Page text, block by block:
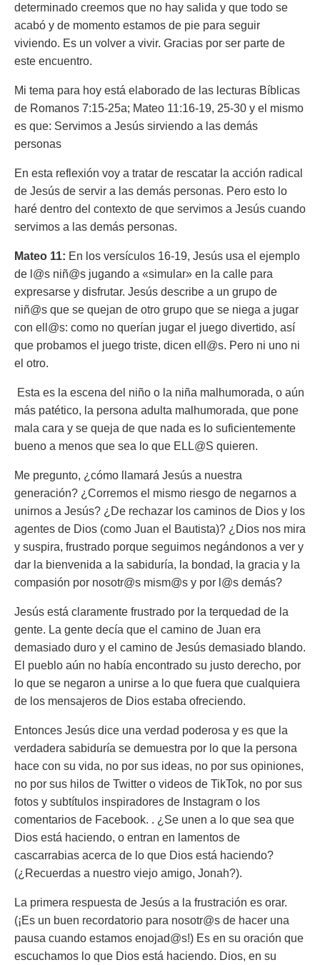
determinado creemos que no hay salida y que todo se
acabó y de momento estamos de pie para seguir
viviendo. Es un volver a vivir. Gracias por ser parte de
este encuentro.
Mi tema para hoy está elaborado de las lecturas Bíblicas
de Romanos 7:15-25a; Mateo 11:16-19, 25-30 y el mismo
es que: Servimos a Jesús sirviendo a las demás
personas
En esta reflexión voy a tratar de rescatar la acción radical
de Jesús de servir a las demás personas. Pero esto lo
haré dentro del contexto de que servimos a Jesús cuando
servimos a las demás personas.
Mateo 11: En los versículos 16-19, Jesús usa el ejemplo
de l@s niñ@s jugando a «simular» en la calle para
expresarse y disfrutar. Jesús describe a un grupo de
niñ@s que se quejan de otro grupo que se niega a jugar
con ell@s: como no querían jugar el juego divertido, así
que probamos el juego triste, dicen ell@s. Pero ni uno ni
el otro.
Esta es la escena del niño o la niña malhumorada, o aún
más patético, la persona adulta malhumorada, que pone
mala cara y se queja de que nada es lo suficientemente
bueno a menos que sea lo que ELL@S quieren.
Me pregunto, ¿cómo llamará Jesús a nuestra
generación? ¿Corremos el mismo riesgo de negarnos a
unirnos a Jesús? ¿De rechazar los caminos de Dios y los
agentes de Dios (como Juan el Bautista)? ¿Dios nos mira
y suspira, frustrado porque seguimos negándonos a ver y
dar la bienvenida a la sabiduría, la bondad, la gracia y la
compasión por nosotr@s mism@s y por l@s demás?
Jesús está claramente frustrado por la terquedad de la
gente. La gente decía que el camino de Juan era
demasiado duro y el camino de Jesús demasiado blando.
El pueblo aún no había encontrado su justo derecho, por
lo que se negaron a unirse a lo que fuera que cualquiera
de los mensajeros de Dios estaba ofreciendo.
Entonces Jesús dice una verdad poderosa y es que la
verdadera sabiduría se demuestra por lo que la persona
hace con su vida, no por sus ideas, no por sus opiniones,
no por sus hilos de Twitter o videos de TikTok, no por sus
fotos y subtítulos inspiradores de Instagram o los
comentarios de Facebook. . ¿Se unen a lo que sea que
Dios está haciendo, o entran en lamentos de
cascarrabias acerca de lo que Dios está haciendo?
(¿Recuerdas a nuestro viejo amigo, Jonah?).
La primera respuesta de Jesús a la frustración es orar.
(¡Es un buen recordatorio para nosotr@s de hacer una
pausa cuando estamos enojad@s!) Es en su oración que
escuchamos lo que Dios está haciendo. Dios, en su